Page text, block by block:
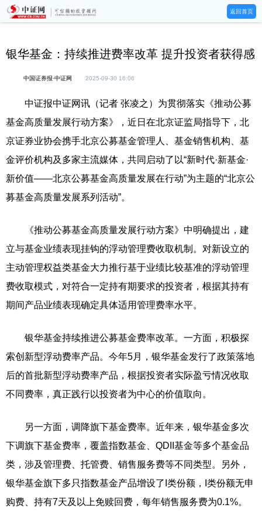
返回首页
银华基金：持续推进费率改革 提升投资者获得感
中国证券报·中证网 2025-09-30 16:06
中证报中证网讯（记者 张凌之）为贯彻落实《推动公募
基金高质量发展行动方案》，近日在北京证监局指导下，北
京证券业协会携手北京公募基金管理人、基金销售机构、基
金评价机构及多家主流媒体，共同启动了以“新时代·新基金·
新价值——北京公募基金高质量发展在行动”为主题的“北京公
募基金高质量发展系列活动”。
《推动公募基金高质量发展行动方案》中明确提出，建
立与基金业绩表现挂钩的浮动管理费收取机制。对新设立的
主动管理权益类基金大力推行基于业绩比较基准的浮动管理
费收取模式，对符合一定持有期要求的投资者，根据其持有
期间产品业绩表现确定具体适用管理费率水平。
银华基金持续推进公募基金费率改革。一方面，积极探
索创新型浮动费率产品。今年5月，银华基金发行了政策落地
后的首批新型浮动费率产品，根据投资者实际盈亏情况收取
不同费率，真正践行以投资者为中心的价值取向。
另一方面，调降旗下基金费率。近年来，银华基金多次
下调旗下基金费率，覆盖指数基金、QDII基金等多个基金品
类，涉及管理费、托管费、销售服务费等不同类型。另外，
银华基金旗下多只指数基金产品增设了I类份额，I类份额无申
购费、持有7天及以上免赎回费，每年销售服务费为0.1%。